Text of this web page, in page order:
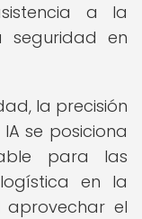
a la
seguridad en
la precisión
se posiciona
para las
en la
aprovechar el